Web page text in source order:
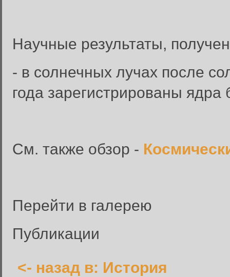
Научные результаты,
- в солнечных лучах после
года зарегистрированы
См. также обзор -
Перейти в галерею
Публикации
<- назад в: История